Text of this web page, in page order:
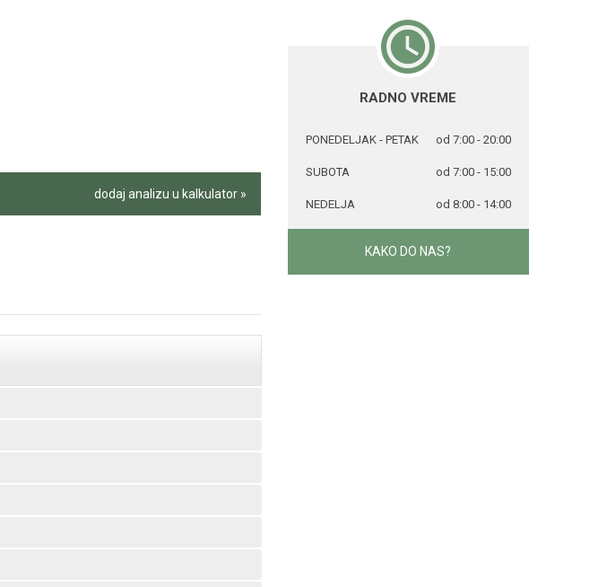
dodaj analizu u kalkulator »
RADNO VREME
PONEDELJAK - PETAK od 7:00 - 20:00
SUBOTA od 7:00 - 15:00
NEDELJA od 8:00 - 14:00
KAKO DO NAS?